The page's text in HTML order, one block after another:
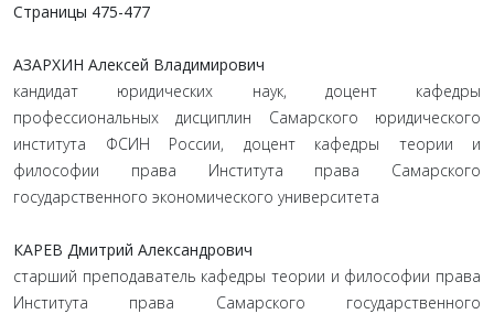
Страницы 475-477
АЗАРХИН Алексей Владимирович
кандидат юридических наук, доцент кафедры
профессиональных дисциплин Самарского юридического
института ФСИН России, доцент кафедры теории и
философии права Института права Самарского
государственного экономического университета
КАРЕВ Дмитрий Александрович
старший преподаватель кафедры теории и философии права
Института права Самарского государственного